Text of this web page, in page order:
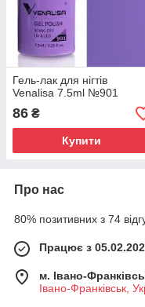
Гель-лак для нігтів
Venalisa 7.5ml №901
86 ₴
Купити
Про нас
80% позитивних з 74
Працює з
м. Івано-
Івано-Франківськ,